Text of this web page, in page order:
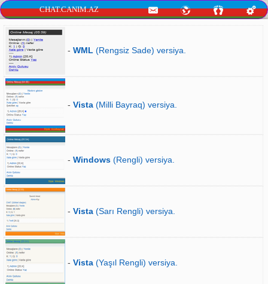
CHAT.CANIM.AZ
- WML (Rengsiz Sade) versiya.
- Vista (Milli Bayraq) versiya.
- Windows (Rengli) versiya.
- Vista (Sarı Rengli) versiya.
- Vista (Yaşıl Rengli) versiya.